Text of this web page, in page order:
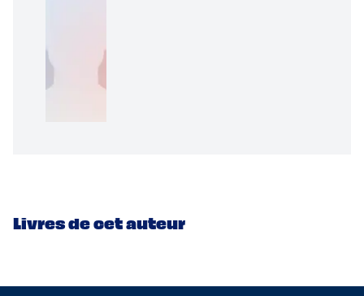
Livres de cet auteur